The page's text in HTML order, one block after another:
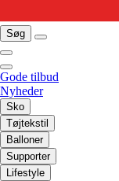
Søg
Gode tilbud
Nyheder
Sko
Tøjtekstil
Balloner
Supporter
Lifestyle